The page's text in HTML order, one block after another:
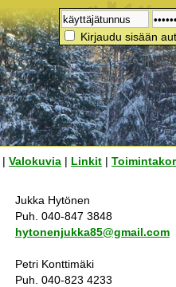
Kirjaudu sisään
| Valokuvia | Linkit |
Jukka Hytönen
Puh. 040-847 3848
hytonenjukka85@gmail.com
Petri Konttimäki
Puh. 040-823 4233